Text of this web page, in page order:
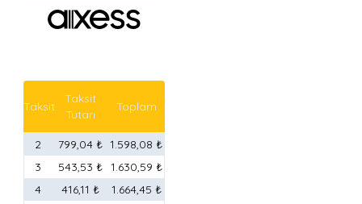
Taksit
Taksit
Tutarı
Toplam
2 799,04 ₺ 1.598,08 ₺
3
543,53 ₺ 1.630,59 ₺
4
416,11 ₺
1.664,45 ₺